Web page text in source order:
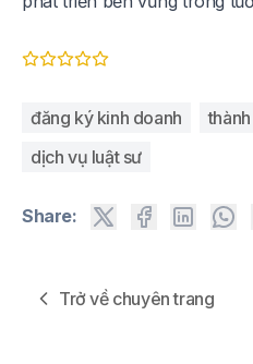
đăng ký kinh doanh
dịch vụ luật sư
Share:
Trở về chuyên trang